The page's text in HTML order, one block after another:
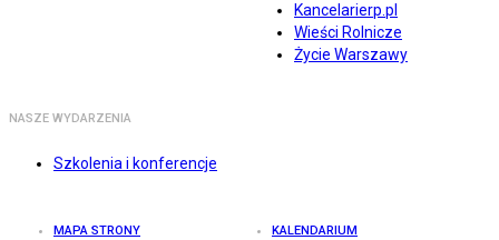
Kancelarierp.pl
Wieści Rolnicze
Życie Warszawy
NASZE WYDARZENIA
Szkolenia i konferencje
MAPA STRONY KALENDARIUM